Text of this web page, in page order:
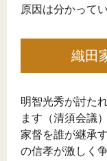
原因は分かって
織田
明智光秀が討た
ます（清須会議
家督を誰が継承
の信孝が激しく